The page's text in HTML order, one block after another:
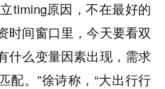
timing原因，不在最好的
时间窗口里，今天要看双
什么变量因素出现，需求
配。”徐诗称，“大出行行